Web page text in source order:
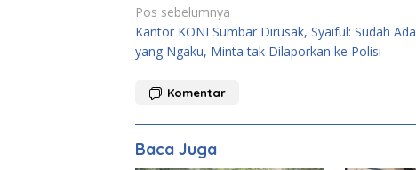
Navigasi
pos
Pos sebelumnya
Kantor KONI Sumbar Dirusak, Syaiful: Sudah Ada
yang Ngaku, Minta tak Dilaporkan ke Polisi
Komentar
Baca Juga